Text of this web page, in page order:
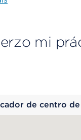
mi
de centro